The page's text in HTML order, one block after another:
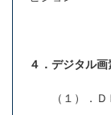
４．デジタル
（１）．ＤＰ